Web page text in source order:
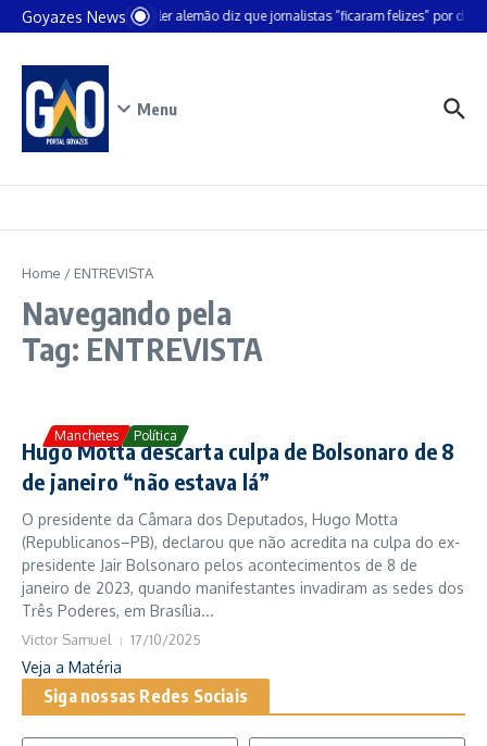
Ir para o conteúdo
Goyazes NewsChanceler alemão diz que jornalistas “ficaram felizes” por
Menu
Home / ENTREVISTA
Navegando pela
Tag: ENTREVISTA
Manchetes Política
Hugo Motta descarta culpa de Bolsonaro de 8
de janeiro “não estava lá”
O presidente da Câmara dos Deputados, Hugo Motta
(Republicanos–PB), declarou que não acredita na culpa do ex-
presidente Jair Bolsonaro pelos acontecimentos de 8 de
janeiro de 2023, quando manifestantes invadiram as sedes dos
Três Poderes, em Brasília...
Victor Samuel 17/10/2025
Veja a Matéria
Siga nossas Redes Sociais